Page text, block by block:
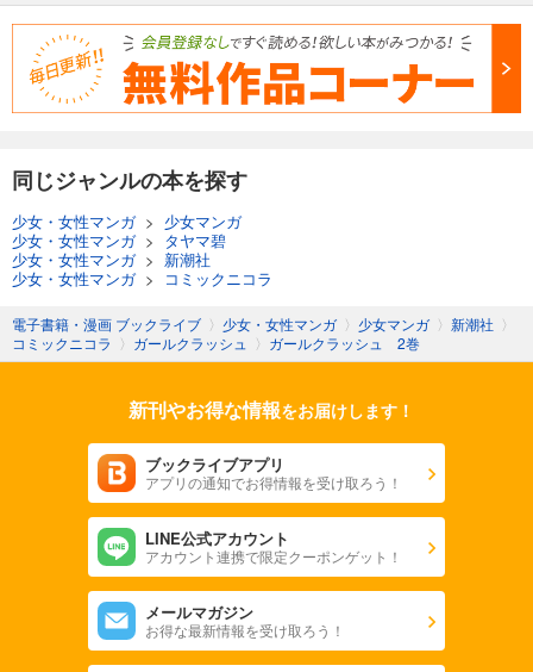
同じジャンルの本を探す
少女・女性マンガ> 少女マンガ
少女・女性マンガ> タヤマ碧
少女・女性マンガ> 新潮社
少女・女性マンガ> コミックニコラ
電子書籍・漫画 ブックライブ 〉 少女・女性マンガ 〉 少女マンガ 〉 新潮社 〉
コミックニコラ 〉 ガールクラッシュ 〉 ガールクラッシュ 2巻
新刊やお得な情報をお届けします！
ブックライブアプリ
アプリの通知でお得情報を受け取ろう！
LINE公式アカウント
アカウント連携で限定クーポンゲット！
メールマガジン
お得な最新情報を受け取ろう！